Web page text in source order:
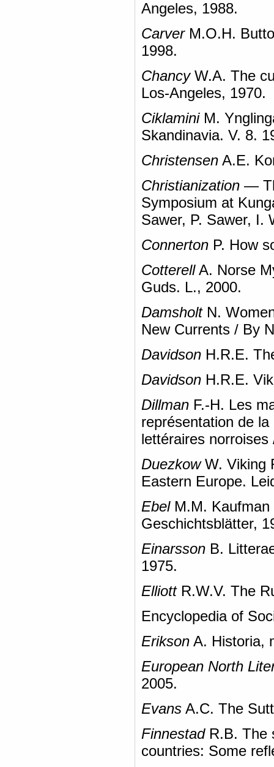
Angeles, 1988.
CarverM.O.H.
1998.
ChancyW.A. The
Los-Angeles, 1970.
CiklaminiM.
Skandinavia. V. 8.
Christensen A.E.
Christianization —
Symposium at
Sawer, P. Sawer, I.
Connerton P. How
CotterellA. Norse
Guds. L., 2000.
DamsholtN.
New Currents / By
Davidson H.R.E.
Davidson H.R.E.
Dillman F.-H. Les
représentation de
lettéraires
DuezkowW. Viking
Eastern Europe.
EbelM.M. Kaufman
Geschichtsblätter,
Einarsson B.
1975.
ElliottR.W.V. The
Encyclopedia of
Erikson A. Historia,
European North
2005.
Evans A.C. The
FinnestadR.B. The
countries: Some